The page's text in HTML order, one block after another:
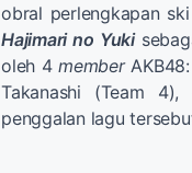
obral perlengkapan
Hajimari no Yuki
oleh 4memberAKB48:
Takanashi (Team
penggalan lagu